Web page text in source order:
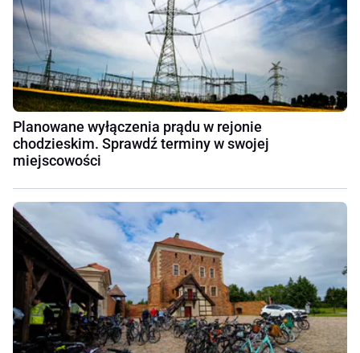
Planowane wyłączenia prądu w rejonie
chodzieskim. Sprawdź terminy w swojej
miejscowości